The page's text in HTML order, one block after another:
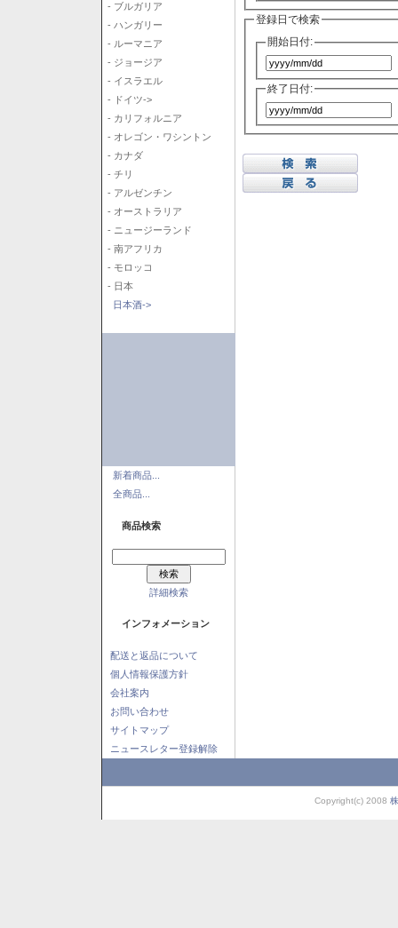
- ブルガリア
- ハンガリー
- ルーマニア
- ジョージア
- イスラエル
- ドイツ->
- カリフォルニア
- オレゴン・ワシントン
- カナダ
- チリ
- アルゼンチン
- オーストラリア
- ニュージーランド
- 南アフリカ
- モロッコ
- 日本
日本酒->
新着商品...
全商品...
商品検索
詳細検索
インフォメーション
配送と返品について
個人情報保護方針
会社案内
お問い合わせ
サイトマップ
ニュースレター登録解除
登録日で検索
開始日付:
終了日付:
Copyright(c) 2008